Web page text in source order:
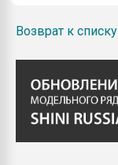
Возврат к списку